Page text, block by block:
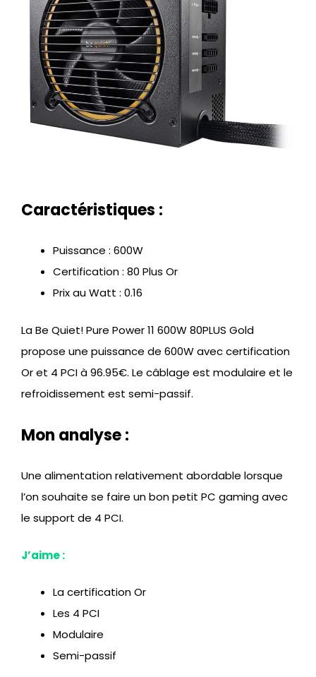
Caractéristiques :
Puissance : 600W
Certification : 80 Plus Or
Prix au Watt : 0.16
La Be Quiet! Pure Power 11 600W 80PLUS Gold
propose une puissance de 600W avec certification
Or et 4 PCI à 96.95€. Le câblage est modulaire et le
refroidissement est semi-passif.
Mon analyse :
Une alimentation relativement abordable lorsque
l’on souhaite se faire un bon petit PC gaming avec
le support de 4 PCI.
J’aime :
La certification Or
Les 4 PCI
Modulaire
Semi-passif